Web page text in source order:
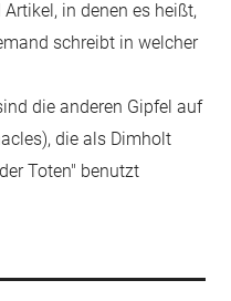
in denen es heißt,
schreibt in welcher
die anderen Gipfel auf
die als Dimholt
Toten" benutzt